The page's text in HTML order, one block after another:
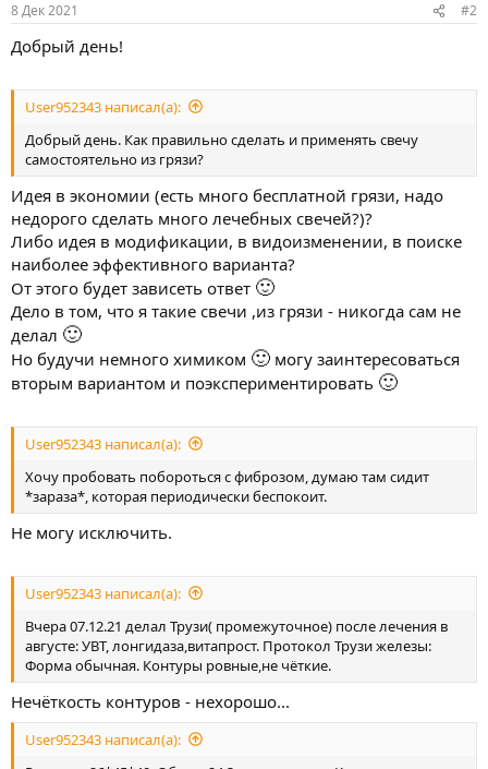
8 Дек 2021 #2
Добрый день!
User952343 написал(а):
Добрый день. Как правильно сделать и применять свечу
самостоятельно из грязи?
Идея в экономии (есть много бесплатной грязи, надо
недорого сделать много лечебных свечей?)?
Либо идея в модификации, в видоизменении, в поиске
наиболее эффективного варианта?
От этого будет зависеть ответ 🙂
Дело в том, что я такие свечи ,из грязи - никогда сам не
делал 🙂
Но будучи немного химиком 🙂 могу заинтересоваться
вторым вариантом и поэкспериментировать 🙂
User952343 написал(а):
Хочу пробовать побороться с фиброзом, думаю там сидит
*зараза*, которая периодически беспокоит.
Не могу исключить.
User952343 написал(а):
Вчера 07.12.21 делал Трузи( промежуточное) после лечения в
августе: УВТ, лонгидаза,витапрост. Протокол Трузи железы:
Форма обычная. Контуры ровные,не чёткие.
Нечёткость контуров - нехорошо...
User952343 написал(а):